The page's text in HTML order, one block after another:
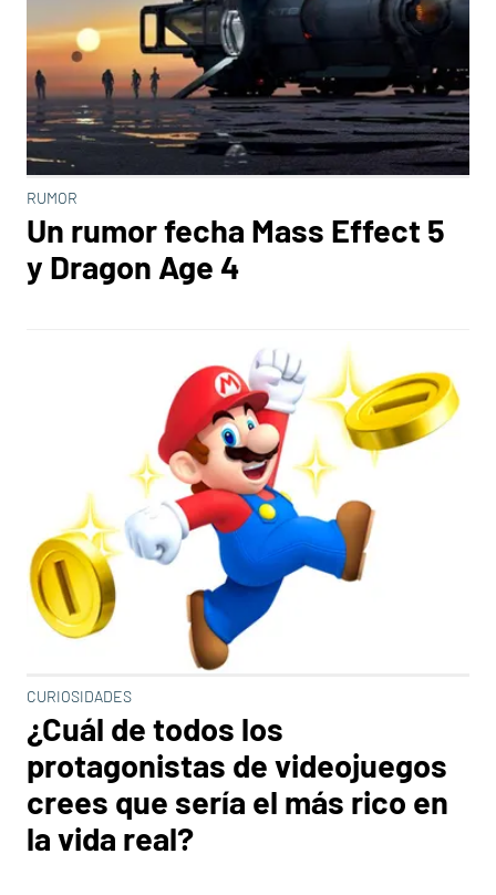
RUMOR
Un rumor fecha Mass Effect 5
y Dragon Age 4
CURIOSIDADES
¿Cuál de todos los
protagonistas de videojuegos
crees que sería el más rico en
la vida real?